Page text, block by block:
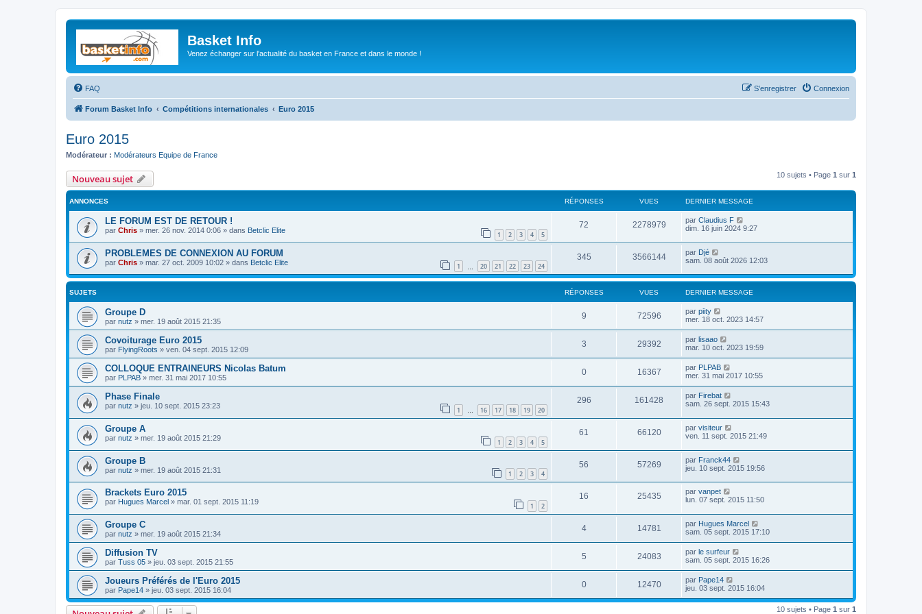
Basket Info
Venez échanger sur l'actualité du basket en France et dans le monde !
FAQ Connexion
S’enregistrer
Forum Basket Info Compétitions internationales Euro 2015
Euro 2015
Modérateur : Modérateurs Equipe de France
Nouveau sujet 10 sujets • Page 1 sur 1
ANNONCES RÉPONSES VUES DERNIER MESSAGE
LE FORUM EST DE RETOUR !
par Chris » mer. 26 nov. 2014 0:06 » dans Betclic Elite 1 2 3 4 5
72 2278979 par Claudius F
dim. 16 juin 2024 9:27
PROBLEMES DE CONNEXION AU FORUM
par Chris » mar. 27 oct. 2009 10:02 » dans Betclic Elite 1 20 21 22 23 24
345 3566144 par Djé
sam. 08 août 2026 12:03
SUJETS RÉPONSES VUES DERNIER MESSAGE
Groupe D
par nutz » mer. 19 août 2015 21:35
9 72596 par piity
mer. 18 oct. 2023 14:57
Covoiturage Euro 2015
par FlyingRoots » ven. 04 sept. 2015 12:09
3 29392 par lisaao
mar. 10 oct. 2023 19:59
COLLOQUE ENTRAINEURS Nicolas Batum
par PLPAB » mer. 31 mai 2017 10:55
0 16367 par PLPAB
mer. 31 mai 2017 10:55
Phase Finale
par nutz » jeu. 10 sept. 2015 23:23 1 … 16 17 18 19 20
296 161428 par Firebat
sam. 26 sept. 2015 15:43
Groupe A
par nutz » mer. 19 août 2015 21:29 1 2 3 4 5
61 66120 par visiteur
ven. 11 sept. 2015 21:49
Groupe B
par nutz » mer. 19 août 2015 21:31 1 2 3 4
56 57269 par Franck44
jeu. 10 sept. 2015 19:56
Brackets Euro 2015
par Hugues Marcel » mar. 01 sept. 2015 11:19 1 2
16 25435 par vanpet
lun. 07 sept. 2015 11:50
Groupe C
par nutz » mer. 19 août 2015 21:34
4 14781 par Hugues Marcel
sam. 05 sept. 2015 17:10
Diffusion TV
par Tuss 05 » jeu. 03 sept. 2015 21:55
5 24083 par le surfeur
sam. 05 sept. 2015 16:26
Joueurs Préférés de l'Euro 2015
par Pape14 » jeu. 03 sept. 2015 16:04
0 12470 par Pape14
jeu. 03 sept. 2015 16:04
10 sujets • Page 1 sur 1